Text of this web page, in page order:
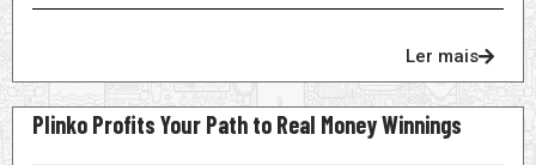
Ler mais
Plinko Profits Your Path to Real Money Winnings